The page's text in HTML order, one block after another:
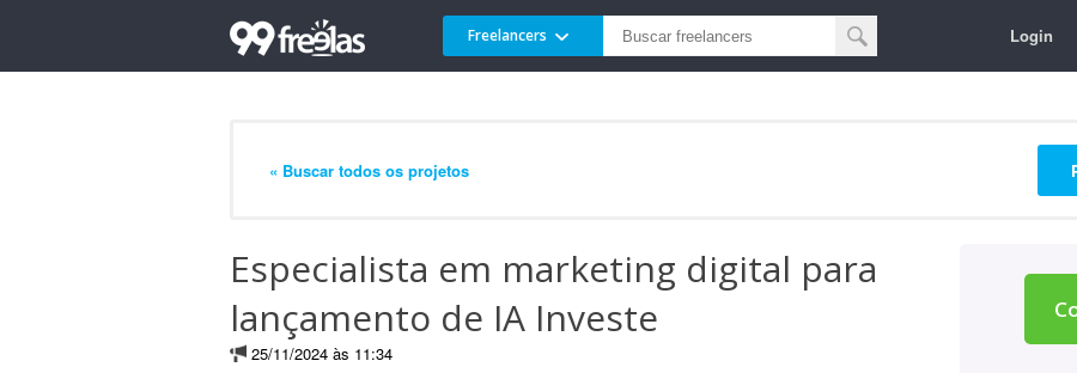
Freelancers Login
« Buscar todos os projetos
Especialista em marketing digital para
lançamento de IA Investe
25/11/2024 às 11:34